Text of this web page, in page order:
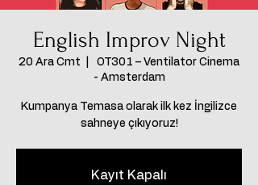
English Improv Night
20 Ara Cmt
OT301 – Ventilator Cinema
- Amsterdam
Kumpanya Temasa olarak ilk kez İngilizce
sahneye çıkıyoruz!
Kayıt Kapalı